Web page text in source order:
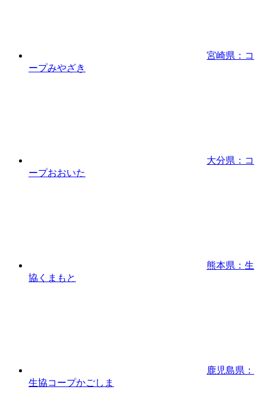
宮崎県：コ
ープみやざき
大分県：コ
ープおおいた
熊本県：生
協くまもと
鹿児島県：
生協コープかごしま